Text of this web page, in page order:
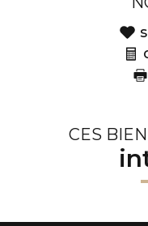
CES